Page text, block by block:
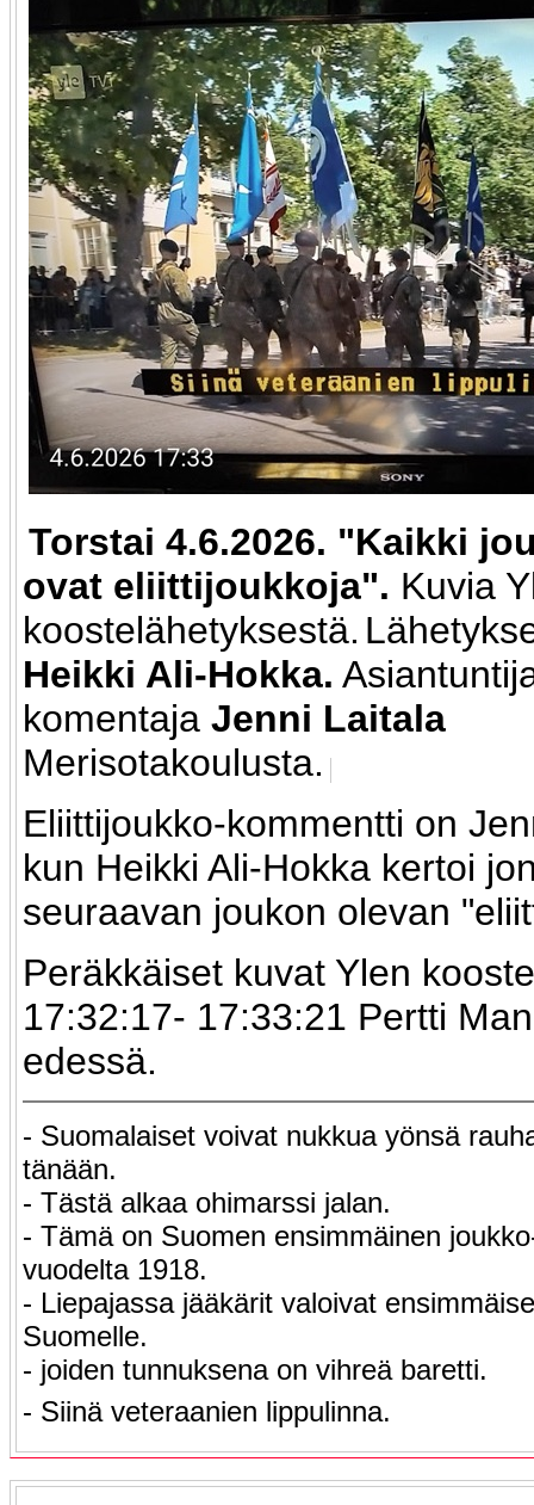
Torstai 4.6.2026. "Kaikki
ovat eliittijoukkoja". Kuvia
koostelähetyksestä.
Heikki Ali-Hokka.
komentaja Jenni Laitala
Merisotakoulusta.
Eliittijoukko-kommentti on
kun Heikki Ali-Hokka kertoi
seuraavan joukon olevan
Peräkkäiset kuvat Ylen
17:32:17- 17:33:21 Pertti
edessä.
- Suomalaiset voivat nukkua yönsä
tänään.
- Tästä alkaa ohimarssi jalan.
- Tämä on Suomen ensimmäinen
vuodelta 1918.
- Liepajassa jääkärit valoivat
Suomelle.
- joiden tunnuksena on vihreä baretti.
- Siinä veteraanien lippulinna.